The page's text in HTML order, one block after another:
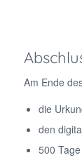
Am Ende
die
den
500